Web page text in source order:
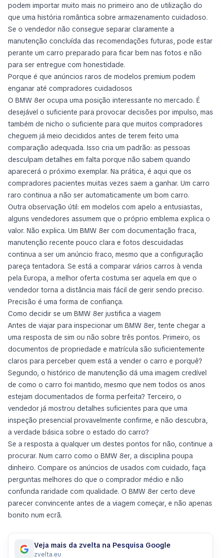
podem importar muito mais no primeiro ano de utilização do
que uma história romântica sobre armazenamento cuidadoso.
Se o vendedor não consegue separar claramente a
manutenção concluída das recomendações futuras, pode estar
perante um carro preparado para ficar bem nas fotos e não
para ser entregue com honestidade.
Porque é que anúncios raros de modelos premium podem
enganar até compradores cuidadosos
O BMW 8er ocupa uma posição interessante no mercado. É
desejável o suficiente para provocar decisões por impulso, mas
também de nicho o suficiente para que muitos compradores
cheguem já meio decididos antes de terem feito uma
comparação adequada. Isso cria um padrão: as pessoas
desculpam detalhes em falta porque não sabem quando
aparecerá o próximo exemplar. Na prática, é aqui que os
compradores pacientes muitas vezes saem a ganhar. Um carro
raro continua a não ser automaticamente um bom carro.
Outra observação útil: em modelos com apelo a entusiastas,
alguns vendedores assumem que o próprio emblema explica o
valor. Não explica. Um BMW 8er com documentação fraca,
manutenção recente pouco clara e fotos descuidadas
continua a ser um anúncio fraco, mesmo que a configuração
pareça tentadora. Se está a comparar vários carros à venda
pela Europa, a melhor oferta costuma ser aquela em que o
vendedor torna a distância mais fácil de gerir sendo preciso.
Precisão é uma forma de confiança.
Como decidir se um BMW 8er justifica a viagem
Antes de viajar para inspecionar um BMW 8er, tente chegar a
uma resposta de sim ou não sobre três pontos. Primeiro, os
documentos de propriedade e matrícula são suficientemente
claros para perceber quem está a vender o carro e porquê?
Segundo, o histórico de manutenção dá uma imagem credível
de como o carro foi mantido, mesmo que nem todos os anos
estejam documentados de forma perfeita? Terceiro, o
vendedor já mostrou detalhes suficientes para que uma
inspeção presencial provavelmente confirme, e não descubra,
a verdade básica sobre o estado do carro?
Se a resposta a qualquer um destes pontos for não, continue a
procurar. Num carro como o BMW 8er, a disciplina poupa
dinheiro. Compare os anúncios de usados com cuidado, faça
perguntas melhores do que o comprador médio e não
confunda raridade com qualidade. O BMW 8er certo deve
parecer convincente antes de a viagem começar, e não apenas
bonito num ecrã.
Veja mais da zvelta na Pesquisa Google
zvelta.eu